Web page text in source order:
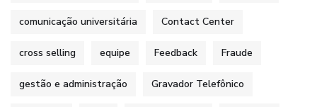
comunicação universitária Contact Center
cross selling equipe Feedback Fraude
gestão e administração Gravador Telefônico